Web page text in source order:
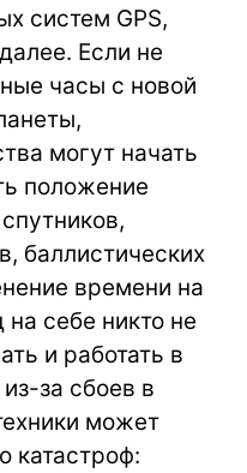
систем GPS,
Если не
часы с новой
могут начать
положение
баллистических
времени на
себе никто не
и работать в
за сбоев в
может
катастроф: